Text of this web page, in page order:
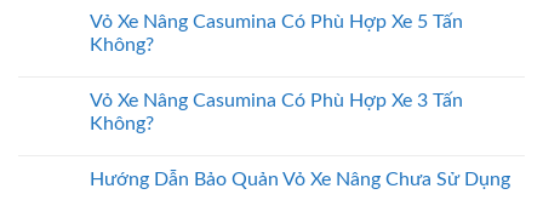
Vỏ Xe Nâng Casumina Có Phù Hợp Xe 5 Tấn
Không?
Vỏ Xe Nâng Casumina Có Phù Hợp Xe 3 Tấn
Không?
Hướng Dẫn Bảo Quản Vỏ Xe Nâng Chưa Sử Dụng